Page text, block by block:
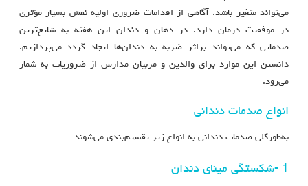
می‌تواند متغیر باشد. آگاهی از اقدامات ضروری اولیه نقش بسیار مؤثری
در موفقیت درمان دارد. در دهان و دندان این هفته به شایع‌ترین
صدماتی که می‌تواند براثر ضربه به دندان‌ها ایجاد گردد می‌پردازیم.
دانستن این موارد برای والدین و مربیان مدارس از ضروریات به شمار
می‌رود.
انواع صدمات دندانی
به‌طورکلی صدمات دندانی به انواع زیر تقسیم‌بندی می‌شوند
1 -شکستگی مینای دندان